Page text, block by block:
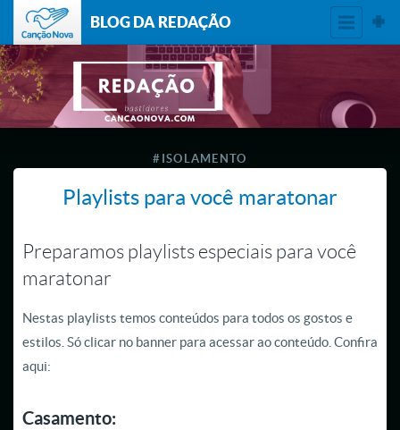
BLOG DA REDAÇÃO
#ISOLAMENTO
Playlists para você maratonar
Preparamos playlists especiais para você
maratonar
Nestas playlists temos conteúdos para todos os gostos e
estilos. Só clicar no banner para acessar ao conteúdo. Confira
aqui:
Casamento: